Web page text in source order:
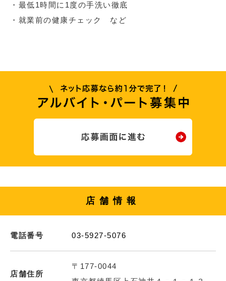
・最低1時間に1度の手洗い徹底
・就業前の健康チェック など
店舗情報
電話番号 03-5927-5076
店舗住所
〒177-0044